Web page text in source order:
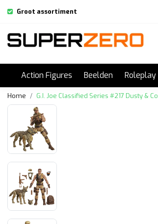
Groot assortiment
Action Figures Beelden
Home G.I. Joe Classified Series #217 Dusty &